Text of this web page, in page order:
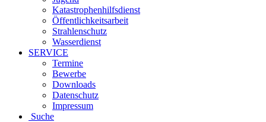
Katastrophenhilfsdienst
Öffentlichkeitsarbeit
Strahlenschutz
Wasserdienst
SERVICE
Termine
Bewerbe
Downloads
Datenschutz
Impressum
Suche